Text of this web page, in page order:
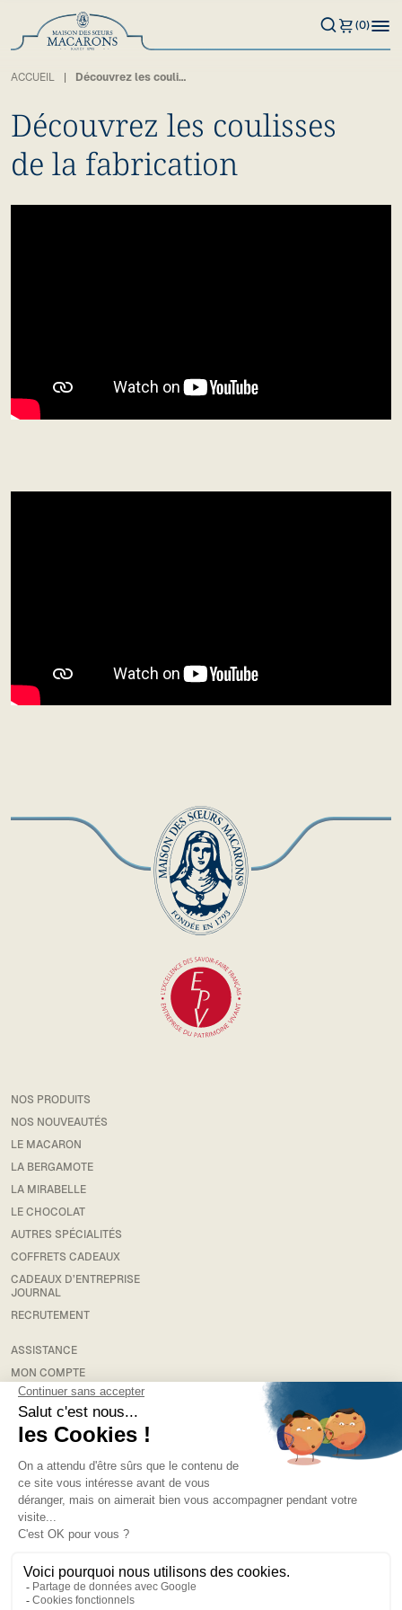
(0)
ACCUEIL Découvrez les coulisses de la fabrication
Découvrez les coulisses
de la fabrication
NOS PRODUITS
NOS NOUVEAUTÉS
LE MACARON
LA BERGAMOTE
LA MIRABELLE
LE CHOCOLAT
AUTRES SPÉCIALITÉS
COFFRETS CADEAUX
CADEAUX D’ENTREPRISE
JOURNAL
RECRUTEMENT
ASSISTANCE
MON COMPTE
RETOUR
LIVRAISON
FAQS
CONDITIONS GÉNÉRALES DE VENTE
POLITIQUE DE CONFIDENTIALITÉ
NEWSLETTER
J’accepte de recevoir des courriers électroniques promotionnels.